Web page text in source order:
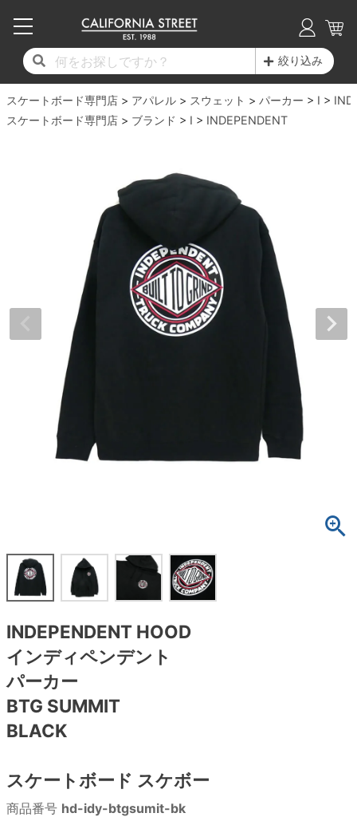
絞り込み
スケートボード専門店 アパレル スウェット パーカー I
スケートボード専門店
ブランド I INDEPENDENT
INDEPENDENT HOOD
インディペンデント
パーカー
BTG SUMMIT
BLACK
スケートボード スケボー
商品番号 hd-idy-btgsumit-bk
17時までのご注文は当日発送！
11,000円以上で送料無料！
毎月1日はポイント5倍！10日と20日は3倍！
17時までのご注文は当日発送！
11,000円以上で送料無料！
毎月1日はポイント5倍！10日と20日は3倍！
デッキブランド一覧（全てのデッキ）
サイズからデッキを選ぶ
子供用デッキ
7.0inch以下
7.7inch
8.0inch
8.4inch
8.5inch
8.6inch
8.7inch
8.9inch
17時までのご注文は当日発送！
11,000円以上で送料無料！
毎月1日はポイント5倍！10日と20日は3倍！
トラックブランド一覧（全てのトラック）
適合デッキサイズから選ぶ
7.0inch以下
7.2inch
7.8inch
8.5inch
8.6inch
8.7inch
8.8inch
9.0inch以上
17時までのご注文は当日発送！
11,000円以上で送料無料！
毎月1日はポイント5倍！10日と20日は3倍！
ウィールブランド一覧（全てのウィール）
ウィールをサイズから選ぶ
50mm
51mm
56mm
64mm
65mm
70mm
72mm
110mm
スピットファイヤー F4（フォーミュラフォ
ボーンズ XF（エックスフォーミュラ）
ボーンズ STF（エスティーエフ）
パウエルペラルタ DF（ドラゴンフォーミュ
ソフトウィール（クルーザー）
ベアリング
デッキテープ
ボルト
パーツ・その他
練習用アイテム（初心者におすすめ）
スケートケース・バッグ
メディア（雑誌・DVD・CD）
17時までのご注文は当日発送！
11,000円以上で送料無料！
毎月1日はポイント5倍！10日と20日は3倍！
シューズブランド一覧
シューズをサイズから選ぶ
20cm
21cm
24cm
25.5cm
27.5cm
28cm
28.5cm
29cm
30cm
インソール
シューレース・その他
17時までのご注文は当日発送！
11,000円以上で送料無料！
毎月1日はポイント5倍！10日と20日は3倍！
ロングスリーブTシャツ
ジャケット
トレーナー・セーター
パンツ
ショーツ
長袖ボタンシャツ
キャップ
ソックス
アンダーウエア
サイズの測り方
17時までのご注文は当日発送！
11,000円以上で送料無料！
毎月1日はポイント5倍！10日と20日は3倍！
17時までのご注文は当日発送！
11,000円以上で送料無料！
毎月1日はポイント5倍！10日と20日は3倍！
スタッフおすすめアイテム
ブランド紹介
INFO
スケートパーク情報
17時までのご注文は当日発送！
11,000円以上で送料無料！
毎月1日はポイント5倍！10日と20日は3倍！
ショップライダー紹介
カリフォルニアストリートの歴史
プライバシーポリシー
特定商取引法に基づく表記